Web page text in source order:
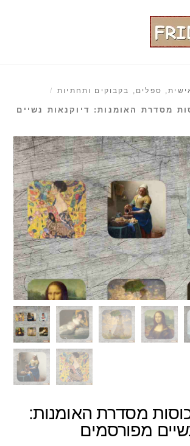
ספלים, בקבוקים ותחתיות
מסדרת האומנות: דיוקנאות נשיים
מסדרת האומנות:
מפורסמים